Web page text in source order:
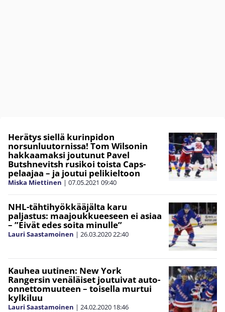
Herätys siellä kurinpidon
norsunluutornissa! Tom Wilsonin
hakkaamaksi joutunut Pavel
Butshnevitsh rusikoi toista Caps-
pelaajaa – ja joutui pelikieltoon
Miska Miettinen | 07.05.2021 09:40
NHL-tähtihyökkääjälta karu
paljastus: maajoukkueeseen ei asiaa
– ”Eivät edes soita minulle”
Lauri Saastamoinen | 26.03.202022:40
Kauhea uutinen: New York
Rangersin venäläiset joutuivat auto-
onnettomuuteen – toisella murtui
kylkiluu
Lauri Saastamoinen | 24.02.2020 18:46